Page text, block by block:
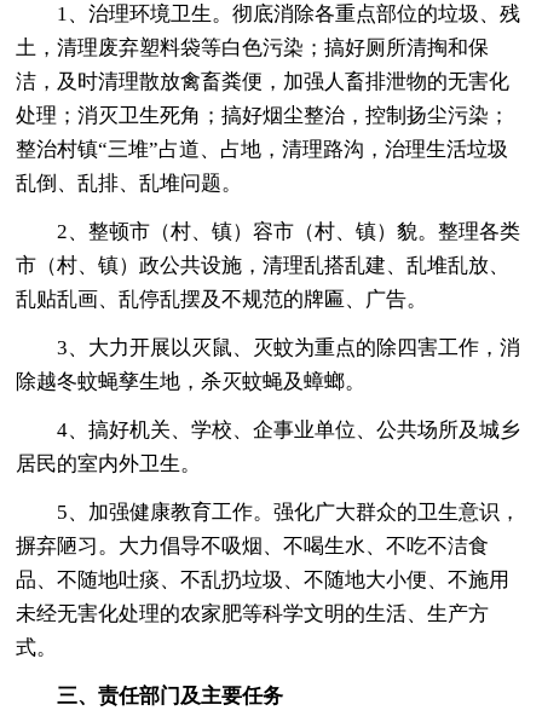
1、治理环境卫生。彻底消除各重点部位的垃圾、残
土，清理废弃塑料袋等白色污染；搞好厕所清掏和保
洁，及时清理散放禽畜粪便，加强人畜排泄物的无害化
处理；消灭卫生死角；搞好烟尘整治，控制扬尘污染；
整治村镇“三堆”占道、占地，清理路沟，治理生活垃圾
乱倒、乱排、乱堆问题。
2、整顿市（村、镇）容市（村、镇）貌。整理各类
市（村、镇）政公共设施，清理乱搭乱建、乱堆乱放、
乱贴乱画、乱停乱摆及不规范的牌匾、广告。
3、大力开展以灭鼠、灭蚊为重点的除四害工作，消
除越冬蚊蝇孳生地，杀灭蚊蝇及蟑螂。
4、搞好机关、学校、企事业单位、公共场所及城乡
居民的室内外卫生。
5、加强健康教育工作。强化广大群众的卫生意识，
摒弃陋习。大力倡导不吸烟、不喝生水、不吃不洁食
品、不随地吐痰、不乱扔垃圾、不随地大小便、不施用
未经无害化处理的农家肥等科学文明的生活、生产方
式。
三、责任部门及主要任务